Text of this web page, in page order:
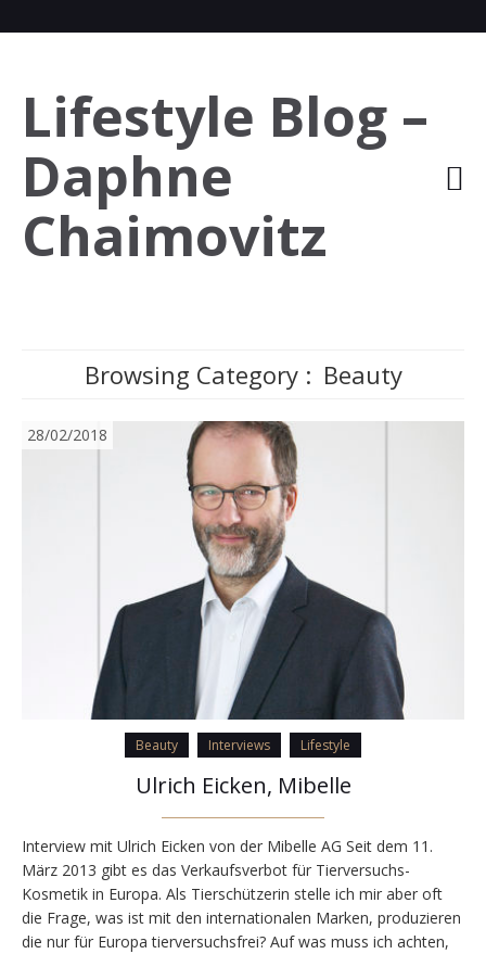
Lifestyle Blog –
Daphne
Chaimovitz
Browsing Category : Beauty
28/02/2018
Beauty Interviews Lifestyle
Ulrich Eicken, Mibelle
Interview mit Ulrich Eicken von der Mibelle AG Seit dem 11.
März 2013 gibt es das Verkaufsverbot für Tierversuchs-
Kosmetik in Europa. Als Tierschützerin stelle ich mir aber oft
die Frage, was ist mit den internationalen Marken, produzieren
die nur für Europa tierversuchsfrei? Auf was muss ich achten,